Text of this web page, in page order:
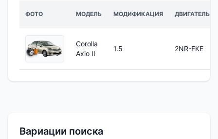
ФОТО МОДЕЛЬ МОДИФИКАЦИЯ ДВИГАТЕЛЬ
Corolla
Axio II
1.5 2NR-FKE
Вариации поиска